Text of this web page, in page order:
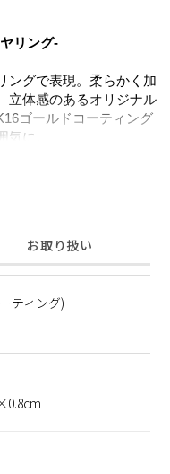
リング-
ングで表現。柔らかく加
立体感のあるオリジナル
ゴールドコーティング
に。
心して着けられる軽さも
ンでお使いいただけま
お取り扱い
ティング)